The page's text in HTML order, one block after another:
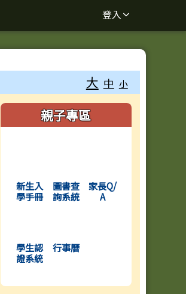
登入
大 中 小
右邊區域內容
親子專區
新生入
學手冊
圖書查
詢系統
家長Q/
A
學生認
證系統
行事曆